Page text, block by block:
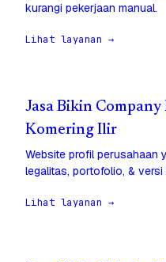
kurangi pekerjaan manual.
Lihat layanan →
Jasa Bikin
Komering Ilir
Website profil perusahaan
legalitas, portofolio, & versi
Lihat layanan →